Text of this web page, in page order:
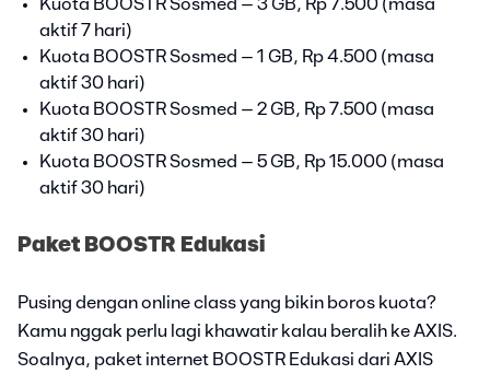
Kuota BOOSTR Sosmed – 3 GB, Rp 7.500 (masa
aktif 7 hari)
Kuota BOOSTR Sosmed – 1 GB, Rp 4.500 (masa
aktif 30 hari)
Kuota BOOSTR Sosmed – 2 GB, Rp 7.500 (masa
aktif 30 hari)
Kuota BOOSTR Sosmed – 5 GB, Rp 15.000 (masa
aktif 30 hari)
Paket BOOSTR Edukasi
Pusing dengan online class yang bikin boros kuota?
Kamu nggak perlu lagi khawatir kalau beralih ke AXIS.
Soalnya, paket internet BOOSTR Edukasi dari AXIS